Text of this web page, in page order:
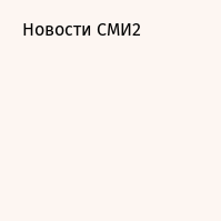
Новости СМИ2